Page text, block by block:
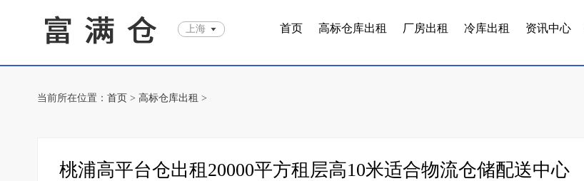
上海 首页 高标仓库出租 厂房出租 冷库出租 资讯中心
当前所在位置： 首页 > 高标仓库出租 >
桃浦高平台仓出租20000平方租层高10米适合物流仓储配送中心